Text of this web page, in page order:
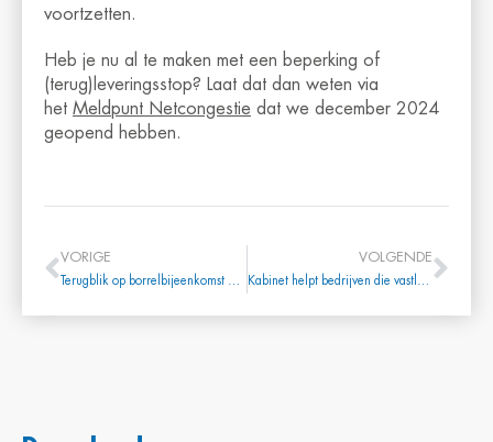
voortzetten.
Heb je nu al te maken met een beperking of
(terug)leveringsstop? Laat dat dan weten via
het Meldpunt Netcongestie dat we december 2024
geopend hebben.
VORIGE VOLGENDE